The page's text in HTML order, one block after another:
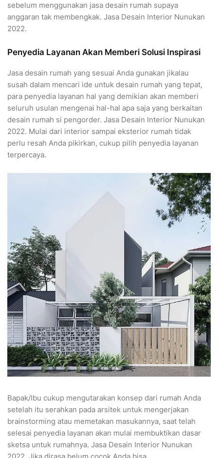
sebelum menggunakan jasa desain rumah supaya
anggaran tak membengkak. Jasa Desain Interior Nunukan
2022.
Penyedia Layanan Akan Memberi Solusi Inspirasi
Jasa desain rumah yang sesuai Anda gunakan jikalau
susah dalam mencari ide untuk desain rumah yang tepat,
para penyedia layanan hal yang demikian akan memberi
seluruh usulan mengenai hal-hal apa saja yang berkaitan
desain rumah si pengorder. Jasa Desain Interior Nunukan
2022. Mulai dari interior sampai eksterior rumah tidak
perlu resah Anda pikirkan, cukup pilih penyedia layanan
terpercaya.
Bapak/Ibu cukup mengutarakan konsep dari rumah Anda
setelah itu serahkan pada arsitek untuk mengerjakan
brainstorming atau memetakan masukannya, saat telah
selesai penyedia layanan akan mulai membuktikan dasar
sketsa untuk rumahnya. Jasa Desain Interior Nunukan